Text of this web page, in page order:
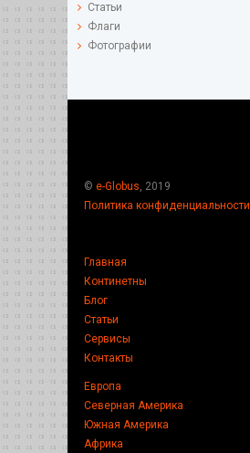
Статьи
Флаги
Фотографии
© e-Globus, 2019
Политика конфиденциальности
Главная
Континетны
Блог
Статьи
Сервисы
Контакты
Европа
Северная Америка
Южная Америка
Африка